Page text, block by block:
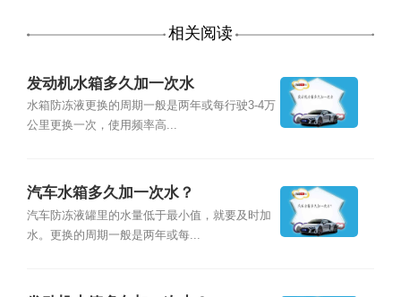
相关阅读
发动机水箱多久加一次水
水箱防冻液更换的周期一般是两年或每行驶3-4万
公里更换一次，使用频率高...
汽车水箱多久加一次水？
汽车防冻液罐里的水量低于最小值，就要及时加
水。更换的周期一般是两年或每...